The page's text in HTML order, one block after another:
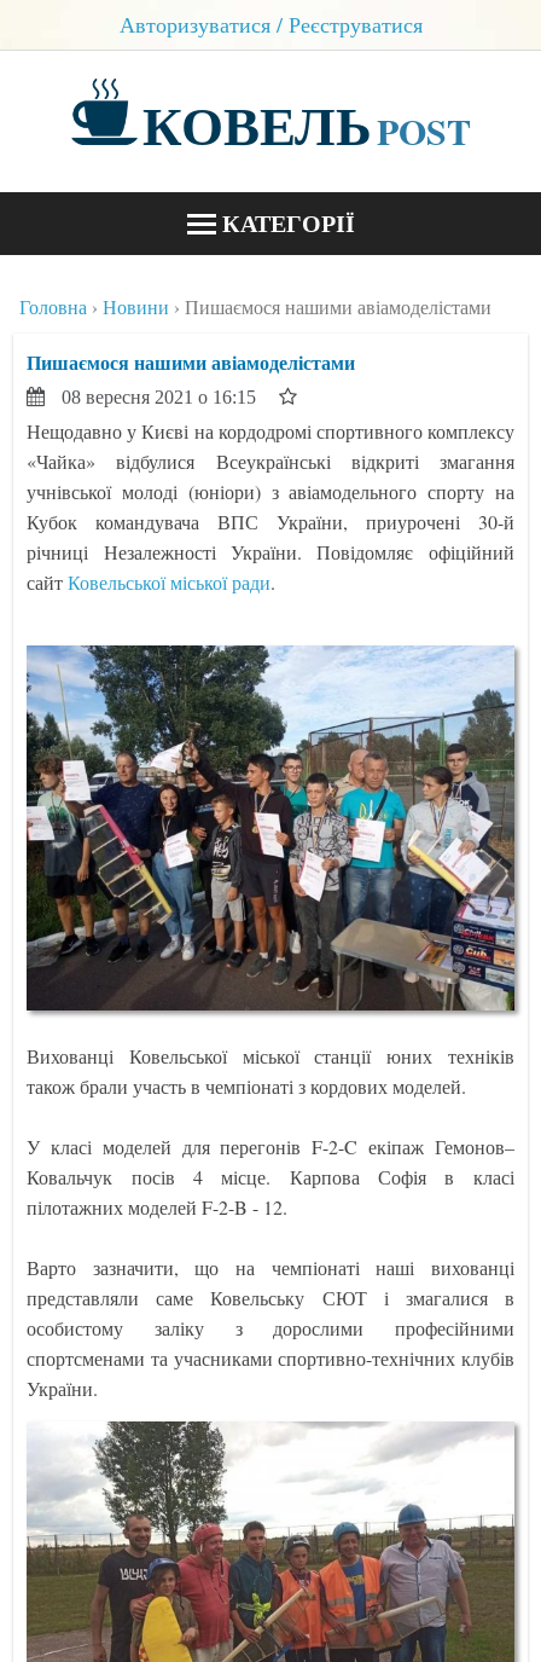
Авторизуватися / Реєструватися
КОВЕЛЬPOST
КАТЕГОРІЇ
КОНТАКТИ
Головна Новини Пишаємося нашими авіамоделістами
Пишаємося нашими авіамоделістами
08 вересня 2021 о 16:15
Нещодавно у Києві на кордодромі спортивного комплексу
«Чайка» відбулися Всеукраїнські відкриті змагання
учнівської молоді (юніори) з авіамодельного спорту на
Кубок командувача ВПС України, приурочені 30-й
річниці Незалежності України. Повідомляє офіційний
сайтКовельської міської ради.
Вихованці Ковельської міської станції юних техніків
також брали участь в чемпіонаті з кордових моделей.
У класі моделей для перегонів F-2-C екіпаж Гемонов–
Ковальчук посів 4 місце. Карпова Софія в класі
пілотажних моделей F-2-B - 12.
Варто зазначити, що на чемпіонаті наші вихованці
представляли саме Ковельську СЮТ і змагалися в
особистому заліку з дорослими професійними
спортсменами та учасниками спортивно-технічних клубів
України.